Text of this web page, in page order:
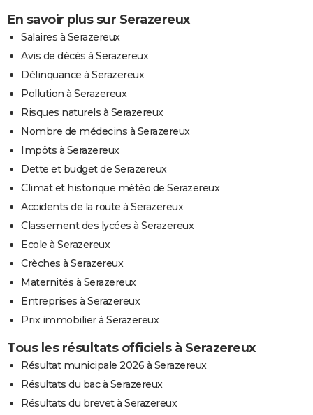
En savoir plus sur Serazereux
Salaires à Serazereux
Avis de décès à Serazereux
Délinquance à Serazereux
Pollution à Serazereux
Risques naturels à Serazereux
Nombre de médecins à Serazereux
Impôts à Serazereux
Dette et budget de Serazereux
Climat et historique météo de Serazereux
Accidents de la route à Serazereux
Classement des lycées à Serazereux
Ecole à Serazereux
Crèches à Serazereux
Maternités à Serazereux
Entreprises à Serazereux
Prix immobilier à Serazereux
Tous les résultats officiels à Serazereux
Résultat municipale 2026 à Serazereux
Résultats du bac à Serazereux
Résultats du brevet à Serazereux